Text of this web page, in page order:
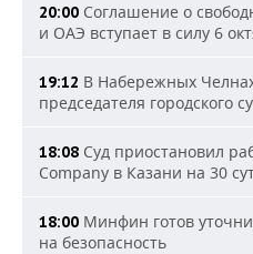
20:00 Соглашение о
и ОАЭ вступает в силу 6
19:12 В Набережных
председателя городского
18:08 Суд приостановил
Company в Казани на 30
18:00 Минфин готов
на безопасность